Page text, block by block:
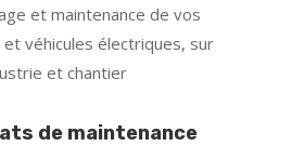
et maintenance de vos
et véhicules électriques, sur
et chantier
de maintenance